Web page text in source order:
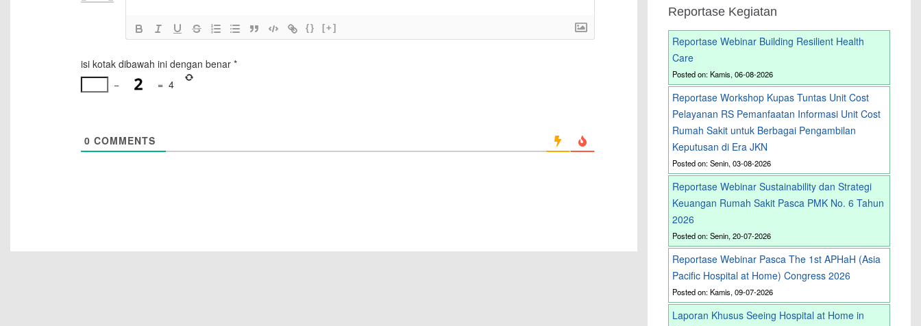
{} [+]
isi kotak dibawah ini dengan benar*
−
= 4
0 COMMENTS
Reportase Kegiatan
Reportase Webinar Building Resilient Health
Care
Posted on: Kamis, 06-08-2026
Reportase Workshop Kupas Tuntas Unit Cost
Pelayanan RS Pemanfaatan Informasi Unit Cost
Rumah Sakit untuk Berbagai Pengambilan
Keputusan di Era JKN
Posted on: Senin, 03-08-2026
Reportase Webinar Sustainability dan Strategi
Keuangan Rumah Sakit Pasca PMK No. 6 Tahun
2026
Posted on: Senin, 20-07-2026
Reportase Webinar Pasca The 1st APHaH (Asia
Pacific Hospital at Home) Congress 2026
Posted on: Kamis, 09-07-2026
Laporan Khusus Seeing Hospital at Home in